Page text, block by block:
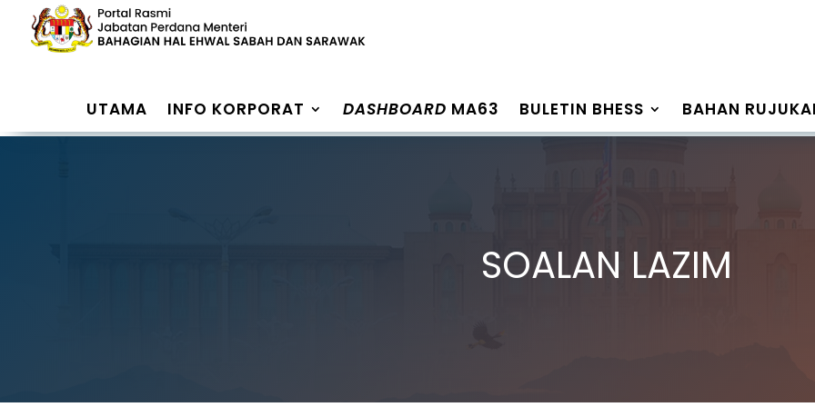
UTAMA INFO KORPORAT DASHBOARD MA63 BULETIN BHESS BAHAN
SOALAN LAZIM